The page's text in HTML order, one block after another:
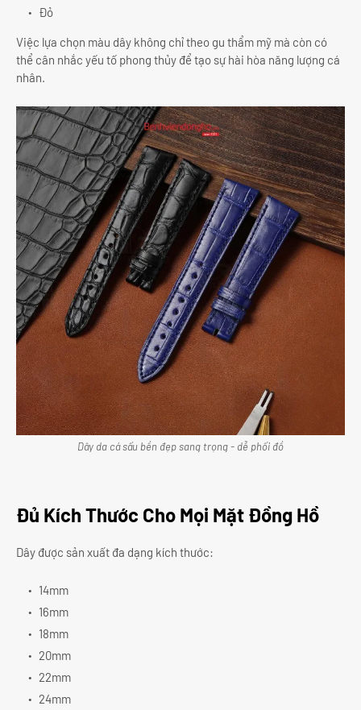
Đỏ
Việc lựa chọn màu dây không chỉ theo gu thẩm mỹ mà còn có
thể cân nhắc yếu tố phong thủy để tạo sự hài hòa năng lượng cá
nhân.
Dây da cá sấu bền đẹp sang trọng - dễ phối đồ
Đủ Kích Thước Cho Mọi Mặt Đồng Hồ
Dây được sản xuất đa dạng kích thước:
14mm
16mm
18mm
20mm
22mm
24mm